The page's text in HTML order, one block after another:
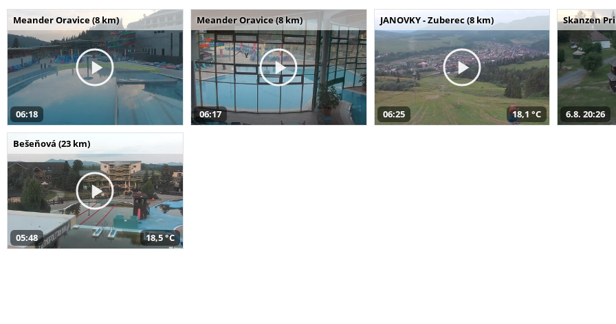
Meander Oravice (8 km)
06:18
Meander Oravice (8 km)
06:17
JANOVKY - Zuberec (8 km)
06:25 18,1 °C
Skanzen
6.8. 20:26
Bešeňová (23 km)
05:48 18,5 °C